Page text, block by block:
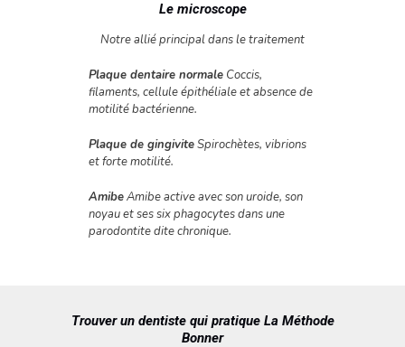
Le microscope
Notre allié principal dans le traitement
Plaque dentaire normale Coccis,
filaments, cellule épithéliale et absence de
motilité bactérienne.
Plaque de gingiviteSpirochètes, vibrions
et forte motilité.
AmibeAmibe active avec son uroide, son
noyau et ses six phagocytes dans une
parodontite dite chronique.
Trouver un dentiste qui pratique La Méthode
Bonner